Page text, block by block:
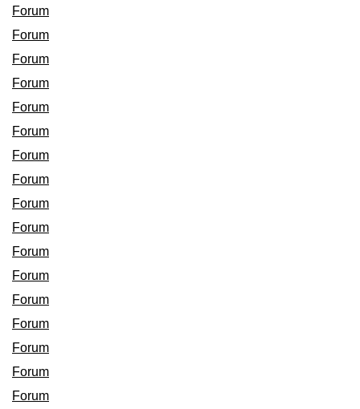
Forum
Forum
Forum
Forum
Forum
Forum
Forum
Forum
Forum
Forum
Forum
Forum
Forum
Forum
Forum
Forum
Forum